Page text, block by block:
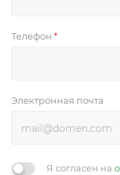
Телефон *
Электронная почта
Я согласен на